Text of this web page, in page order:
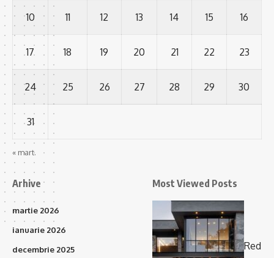
10 11 12 13 14 15 16
17 18 19 20 21 22 23
24 25 26 27 28 29 30
31
« mart.
Arhive
martie 2026
ianuarie 2026
decembrie 2025
Most Viewed Posts
Red